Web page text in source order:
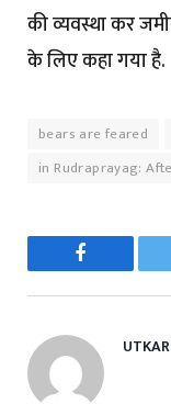
की व्यवस्था कर
के लिए कहा गया है.
bears are feared
in Rudraprayag:
Facebook